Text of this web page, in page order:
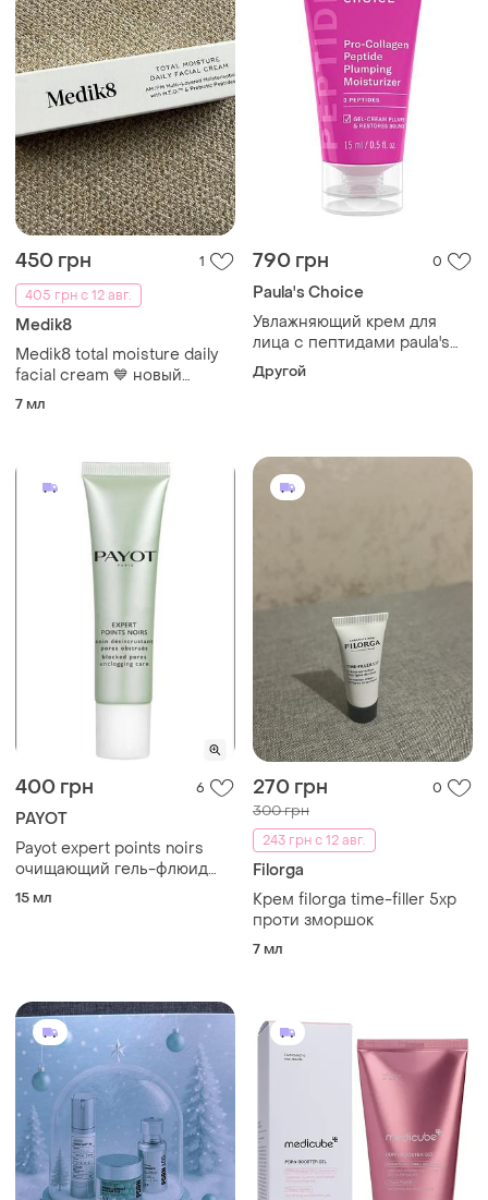
450 грн
1
405 грн с 12 авг.
Medik8
Medik8 total moisture daily
facial cream 💙 новый
увлажняющий крем для
7 мл
790 грн 0
Paula's Choice
Увлажняющий крем для
лица с пептидами paula's
choice pro-collagen peptide
plumping moisturizer
Другой
400 грн 6
PAYOT
Payot expert points noirs
очищающий гель-флюид
для лица для уменьшения
15 мл
270 грн 0
300 грн
243 грн с 12 авг.
Filorga
Крем filorga time-filler 5xp
проти зморшок
7 мл